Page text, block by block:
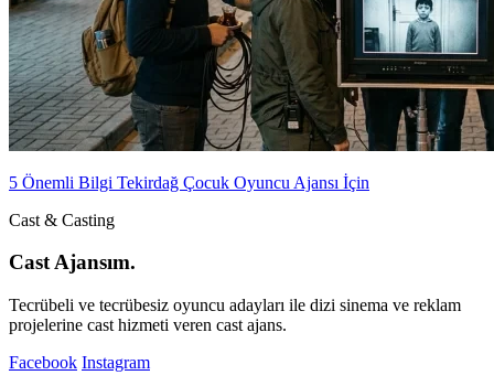
5 Önemli Bilgi Tekirdağ Çocuk Oyuncu Ajansı İçin
Cast & Casting
Cast Ajansım.
Tecrübeli ve tecrübesiz oyuncu adayları ile dizi sinema ve reklam
projelerine cast hizmeti veren cast ajans.
Facebook Instagram